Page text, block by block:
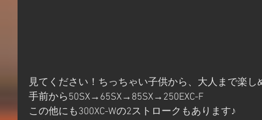
見てください！ちっちゃい子供から、大人まで楽
手前から50SX→65SX→85SX→250EXC-F
この他にも300XC-Wの2ストロークもあります♪